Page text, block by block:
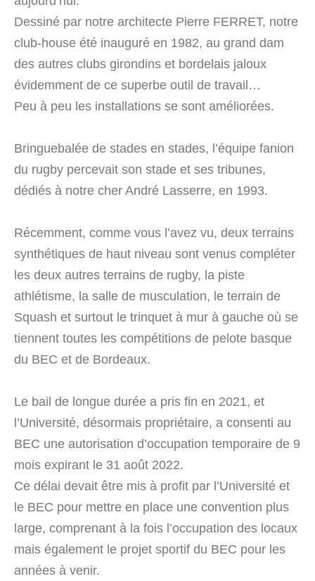
Dessiné par notre architecte Pierre FERRET, notre
club-house été inauguré en 1982, au grand dam
des autres clubs girondins et bordelais jaloux
évidemment de ce superbe outil de travail…
Peu à peu les installations se sont améliorées.
Bringuebalée de stades en stades, l’équipe fanion
du rugby percevait son stade et ses tribunes,
dédiés à notre cher André Lasserre, en 1993.
Récemment, comme vous l’avez vu, deux terrains
synthétiques de haut niveau sont venus compléter
les deux autres terrains de rugby, la piste
athlétisme, la salle de musculation, le terrain de
Squash et surtout le trinquet à mur à gauche où se
tiennent toutes les compétitions de pelote basque
du BEC et de Bordeaux.
Le bail de longue durée a pris fin en 2021, et
l’Université, désormais propriétaire, a consenti au
BEC une autorisation d’occupation temporaire de 9
mois expirant le 31 août 2022.
Ce délai devait être mis à profit par l’Université et
le BEC pour mettre en place une convention plus
large, comprenant à la fois l’occupation des locaux
mais également le projet sportif du BEC pour les
années à venir.